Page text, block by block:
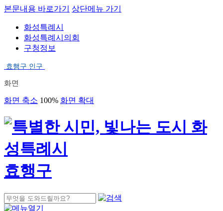
본문내용 바로가기 상단메뉴 가기
화성특례시
화성특례시의회
구청정보
효행구 인구
화면
화면 축소 100% 화면 확대
효행구